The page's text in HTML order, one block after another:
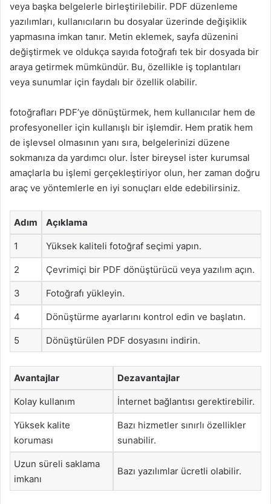
veya başka belgelerle birleştirilebilir. PDF düzenleme
yazılımları, kullanıcıların bu dosyalar üzerinde değişiklik
yapmasına imkan tanır. Metin eklemek, sayfa düzenini
değiştirmek ve oldukça sayıda fotoğrafı tek bir dosyada bir
araya getirmek mümkündür. Bu, özellikle iş toplantıları
veya sunumlar için faydalı bir özellik olabilir.
fotoğrafları PDF’ye dönüştürmek, hem kullanıcılar hem de
profesyoneller için kullanışlı bir işlemdir. Hem pratik hem
de işlevsel olmasının yanı sıra, belgelerinizi düzene
sokmanıza da yardımcı olur. İster bireysel ister kurumsal
amaçlarla bu işlemi gerçekleştiriyor olun, her zaman doğru
araç ve yöntemlerle en iyi sonuçları elde edebilirsiniz.
Adım Açıklama
1 Yüksek kaliteli fotoğraf seçimi yapın.
2 Çevrimiçi bir PDF dönüştürücü veya yazılım açın.
3 Fotoğrafı yükleyin.
4 Dönüştürme ayarlarını kontrol edin ve başlatın.
5 Dönüştürülen PDF dosyasını indirin.
Avantajlar Dezavantajlar
Kolay kullanım İnternet bağlantısı gerektirebilir.
Yüksek kalite
koruması
Bazı hizmetler sınırlı özellikler
sunabilir.
Uzun süreli saklama
imkanı
Bazı yazılımlar ücretli olabilir.